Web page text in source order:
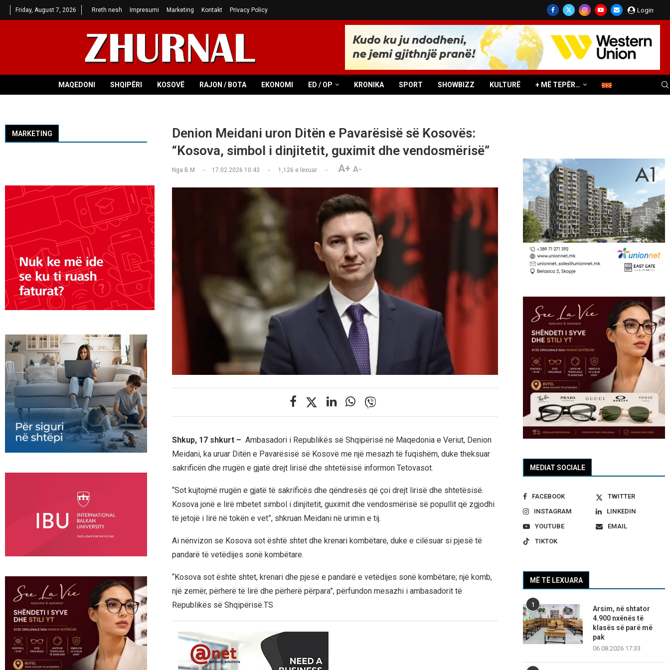
Friday, August 7, 2026 Rreth nesh Impresumi Marketing Kontakt Privacy Policy Login
MAQEDONI SHQIPËRI KOSOVË RAJON / BOTA EKONOMI ED / OP KRONIKA SPORT SHOWBIZZ KULTURË + MË TEPËR…
Denion Meidani uron Ditën e Pavarësisë së Kosovës:
“Kosova, simbol i dinjitetit, guximit dhe vendosmërisë”
Nga B.M 17.02.2026 10:43 1,126 e lexuar A+ A-
Shkup, 17 shkurt – Ambasadori i Republikës së Shqipërisë në Maqedonia e Veriut, Denion
Meidani, ka uruar Ditën e Pavarësisë së Kosovë me një mesazh të fuqishëm, duke theksuar
sakrificën dhe rrugën e gjatë drejt lirisë dhe shtetësisë informon Tetovasot.
“Sot kujtojmë rrugën e gjatë të sakrificës dhe qëndresës që çoi drejt lirisë dhe shtetësisë.
Kosova jonë e lirë mbetet simbol i dinjitetit, guximit dhe vendosmërisë së popullit që zgjodhi
të jetojë i lirë në tokën e vet”, shkruan Meidani në urimin e tij.
Ai nënvizon se Kosova sot është shtet dhe krenari kombëtare, duke e cilësuar si pjesë të
pandarë të vetëdijes sonë kombëtare.
“Kosova sot është shtet, krenari dhe pjesë e pandarë e vetëdijes sonë kombëtare; një komb,
një zemër, përherë të lirë dhe përherë përpara”, përfundon mesazhi i ambasadorit të
Republikës së Shqipërisë.TS
MEDIAT SOCIALE
FACEBOOK
TWITTER
INSTAGRAM
LINKEDIN
YOUTUBE
EMAIL
TIKTOK
MË TË LEXUARA
1
Arsim, në shtator
4.900 nxënës të
klasës së parë më
pak
06.08.2026 17:33
MARKETING